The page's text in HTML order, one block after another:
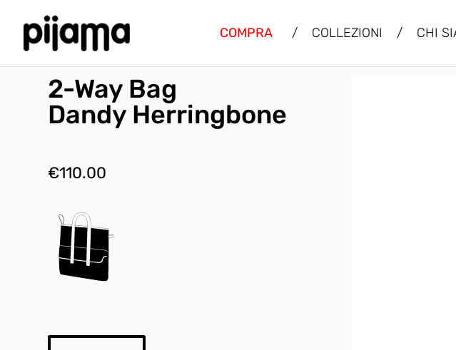
COMPRA / COLLEZIONI / CHI
2-Way Bag
Dandy Herringbone
€110.00